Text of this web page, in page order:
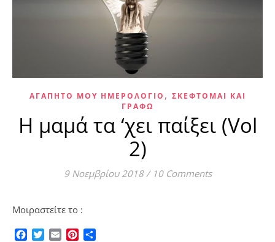
ΑΓΑΠΗΤΌ ΜΟΥ ΗΜΕΡΟΛΌΓΙΟ , ΣΚΈΦΤΟΜΑΙ ΚΑΙ
ΓΡΆΦΩ
Η μαμά τα ‘χει παίξει (Vol
2)
9 Νοεμβρίου 2018 / 10 Comments
Μοιραστείτε το :
Facebook
TwitterEmailPinterest